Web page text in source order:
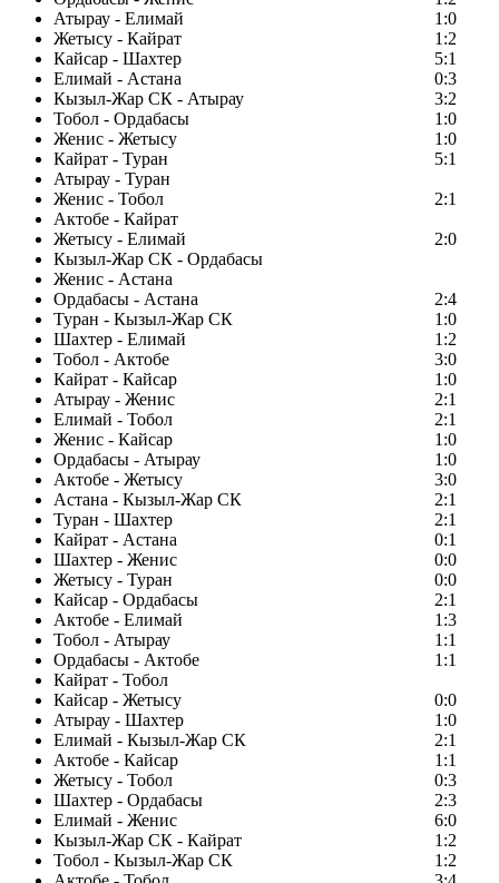
Атырау - Елимай
1:0
Жетысу - Кайрат
1:2
Кайсар - Шахтер
5:1
Елимай - Астана
0:3
Кызыл-Жар СК - Атырау
3:2
Тобол - Ордабасы
1:0
Женис - Жетысу
1:0
Кайрат - Туран
5:1
Атырау - Туран
Женис - Тобол
2:1
Актобе - Кайрат
Жетысу - Елимай
2:0
Кызыл-Жар СК - Ордабасы
Женис - Астана
Ордабасы - Астана
2:4
Туран - Кызыл-Жар СК
1:0
Шахтер - Елимай
1:2
Тобол - Актобе
3:0
Кайрат - Кайсар
1:0
Атырау - Женис
2:1
Елимай - Тобол
2:1
Женис - Кайсар
1:0
Ордабасы - Атырау
1:0
Актобе - Жетысу
3:0
Астана - Кызыл-Жар СК
2:1
Туран - Шахтер
2:1
Кайрат - Астана
0:1
Шахтер - Женис
0:0
Жетысу - Туран
0:0
Кайсар - Ордабасы
2:1
Актобе - Елимай
1:3
Тобол - Атырау
1:1
Ордабасы - Актобе
1:1
Кайрат - Тобол
Кайсар - Жетысу
0:0
Атырау - Шахтер
1:0
Елимай - Кызыл-Жар СК
2:1
Актобе - Кайсар
1:1
Жетысу - Тобол
0:3
Шахтер - Ордабасы
2:3
Елимай - Женис
6:0
Кызыл-Жар СК - Кайрат
1:2
Тобол - Кызыл-Жар СК
1:2